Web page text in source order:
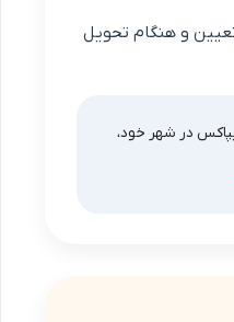
و هنگام تحویل
در شهر خود،